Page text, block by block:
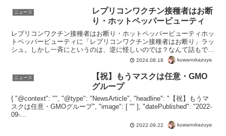
ニュース
レプリコンワクチン接種者はお断
り・ホットペッパービューティ
レプリコンワクチン接種者はお断り・ホットペッパービューティホッ
トペッパービューティに「レプリコンワクチン接種者はお断り」ラッ
シュ。しかし一斉にというのは、逆に怪しいのでは？なんて話もでた
りして。治験でも危険性を証明され、シェディングによるゾ...
2024.08.18 kuwanokazuya
ニュース
【祝】もうマスクは任意・GMO
グループ
{ "@context": "", "@type": "NewsArticle", "headline": "【祝】もうマ
スクは任意・GMOグループ", "image": [ "" ], "datePublished": "2022-
09-...
2022.09.22 kuwanokazuya